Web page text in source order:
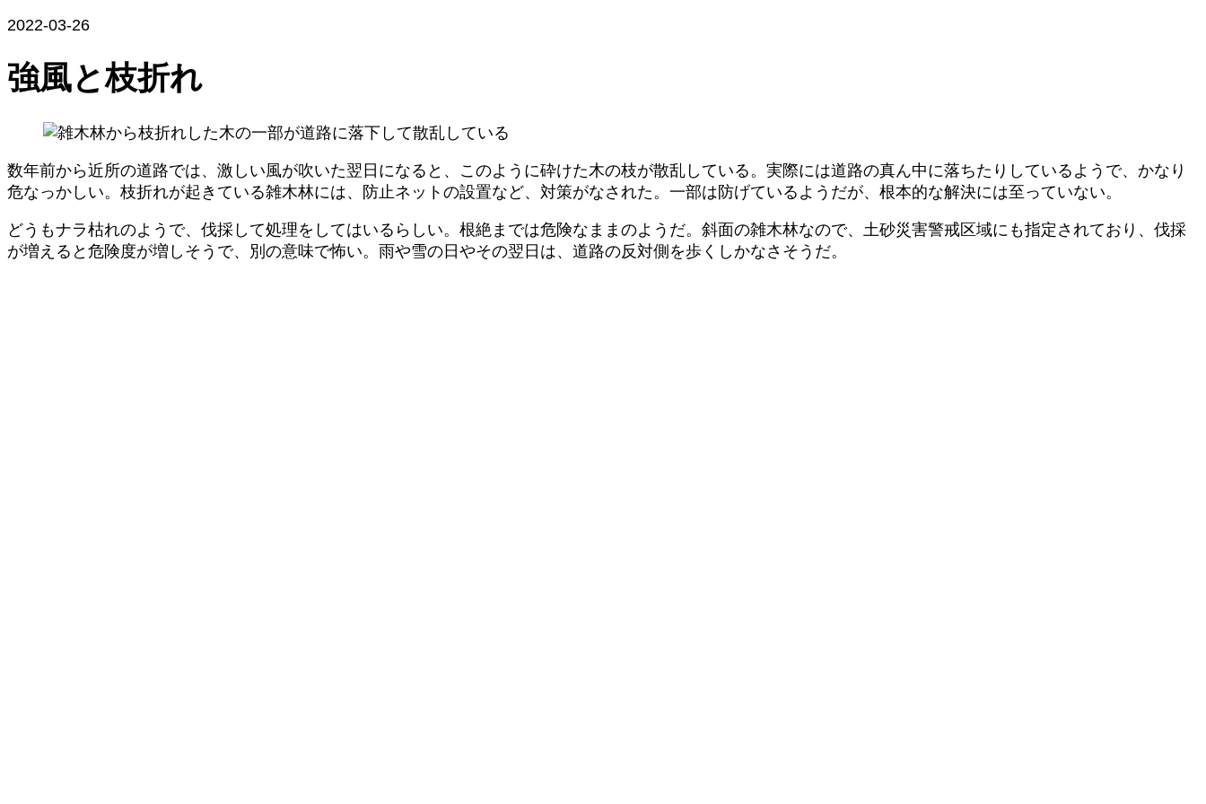
2022-03-26
強風と枝折れ
数年前から近所の道路では、激しい風が吹いた翌日になると、このように砕けた木の枝が散乱している。実際には道路の真ん中に落ちたりしているようで、かなり
危なっかしい。枝折れが起きている雑木林には、防止ネットの設置など、対策がなされた。一部は防げているようだが、根本的な解決には至っていない。
どうもナラ枯れのようで、伐採して処理をしてはいるらしい。根絶までは危険なままのようだ。斜面の雑木林なので、土砂災害警戒区域にも指定されており、伐採
が増えると危険度が増しそうで、別の意味で怖い。雨や雪の日やその翌日は、道路の反対側を歩くしかなさそうだ。